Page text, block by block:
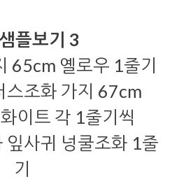
플보기 3
65cm 옐로우 1줄기
스조화 가지 67cm
이트 각 1줄기씩
잎사귀 넝쿨조화 1줄
기